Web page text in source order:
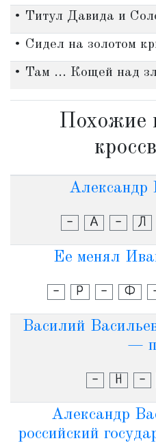
• Титул Давида и
• Сидел на золотом
• Там ... Кощей над
Похожие
Александр
- А - Л
Ее менял
- Р - Ф
Василий
—
- Н -
Александр
российский